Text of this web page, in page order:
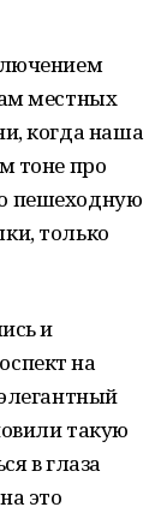
местных
когда наша
тоне про
пешеходную
только
и
на
такую
в глаза
это